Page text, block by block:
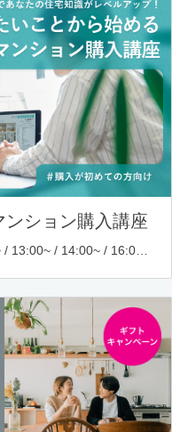
ション購入講座
木・金・土・日・祝日開催 10:30~ / 13:00~ / 14:00~ / 16:00~ / 17:00~/ 18:30~/ 19:30~